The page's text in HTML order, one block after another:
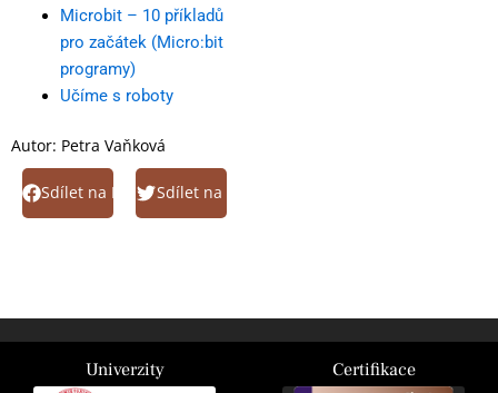
Microbit – 10 příkladů
pro začátek (Micro:bit
programy)
Učíme s roboty
Autor: Petra Vaňková
Sdílet na FacebookSdílet na Twitter
Univerzity Certifikace